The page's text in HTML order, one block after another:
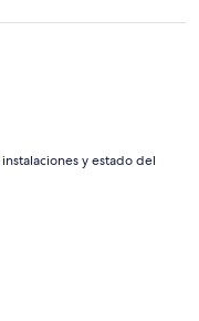
y estado del